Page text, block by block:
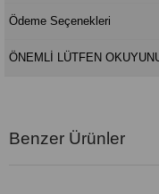
Ödeme Seçenekleri
ÖNEMLİ LÜTFEN
Benzer Ürünler